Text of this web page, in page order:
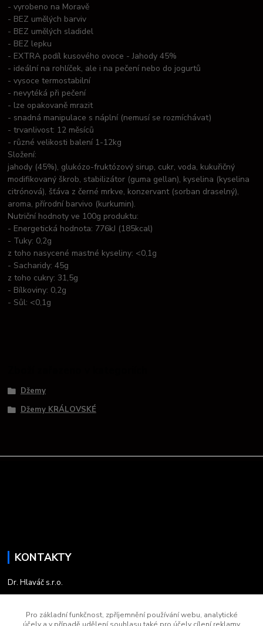
- vyrobeno na Moravě
- BEZ umělých barviv
- BEZ umělých sladidel
- BEZ lepku
- EXTRA podíl kusového ovoce - Jahody 45%
- ideální na rohlíček, ale i na pečení nebo do jogurtů
- vysoce termostabilní
- nevytéká při pečení
- lze opakovaně mrazit
- snadná manipulace s náplní (nemusí se rozmíchávat)
- trvanlivost: 12 měsíců
- různé velikosti balení 1-12kg
Složení:
jahody (45%), glukózo-fruktózový sirup, cukr, voda, kukuřičný
modifikovaný škrob, stabilizátor (guma gellan), kyselina (kyselina
citrónová), šťáva z černé mrkve, konzervant (sorban draselný),
aroma, přírodní barvivo (kurkumin).
Nutriční hodnoty ve 100g produktu:
- Energetická hodnota: 776kJ (185kcal)
- Tuky: 0,2g
z toho nasycené mastné kyseliny: <0,1g
- Sacharidy: 45g
z toho cukry: 31,5g
- Bílkoviny: 0,2g
- Sůl: <0,1g
Džemy
Džemy KRÁLOVSKÉ
KONTAKTY
Dr. Hlaváč s.r.o.
+420 735 758 030
Pro základní funkčnost, zpříjemnění používání webu, analytické